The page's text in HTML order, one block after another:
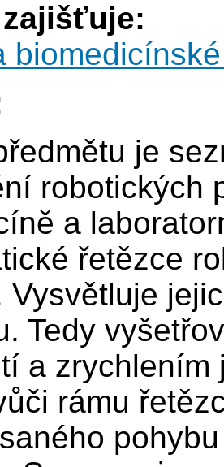
je
robotických
a
řetězce
Vysvětluje
Tedy
a zrychlením
rámu